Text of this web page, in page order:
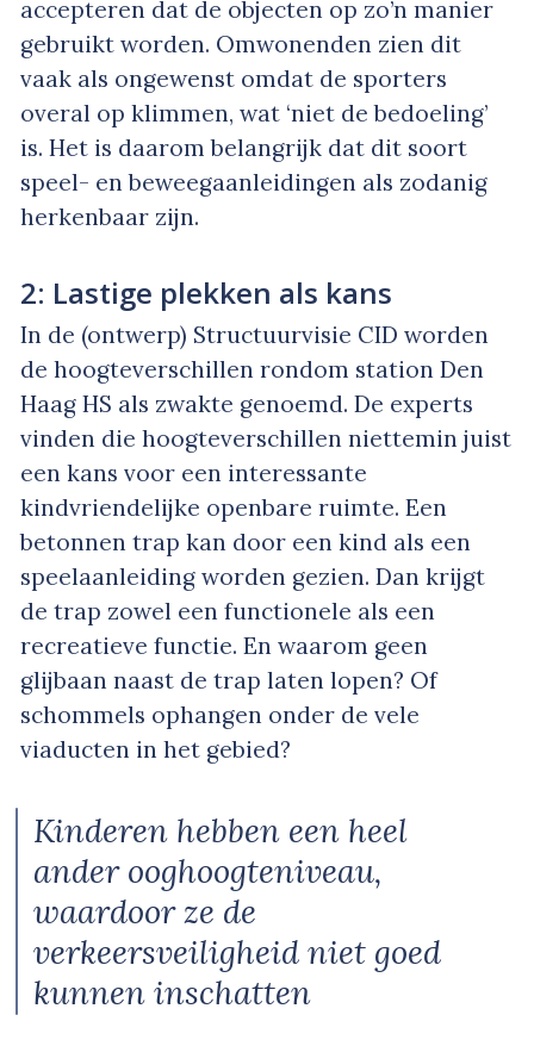
accepteren dat de objecten op zo’n manier
gebruikt worden. Omwonenden zien dit
vaak als ongewenst omdat de sporters
overal op klimmen, wat ‘niet de bedoeling’
is. Het is daarom belangrijk dat dit soort
speel- en beweegaanleidingen als zodanig
herkenbaar zijn.
2: Lastige plekken als kans
In de (ontwerp) Structuurvisie CID worden
de hoogteverschillen rondom station Den
Haag HS als zwakte genoemd. De experts
vinden die hoogteverschillen niettemin juist
een kans voor een interessante
kindvriendelijke openbare ruimte. Een
betonnen trap kan door een kind als een
speelaanleiding worden gezien. Dan krijgt
de trap zowel een functionele als een
recreatieve functie. En waarom geen
glijbaan naast de trap laten lopen? Of
schommels ophangen onder de vele
viaducten in het gebied?
Kinderen hebben een heel
ander ooghoogteniveau,
waardoor ze de
verkeersveiligheid niet goed
kunnen inschatten